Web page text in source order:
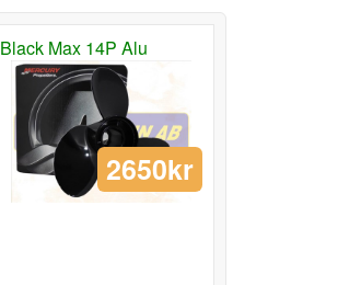
Black Max 14P Alu
2650kr